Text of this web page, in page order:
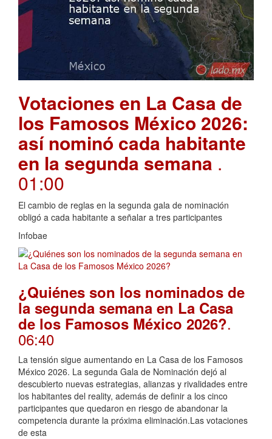
Votaciones en La Casa de
los Famosos México 2026:
así nominó cada habitante
en la segunda semana .
01:00
El cambio de reglas en la segunda gala de nominación
obligó a cada habitante a señalar a tres participantes
Infobae
¿Quiénes son los nominados de
la segunda semana en La Casa
de los Famosos México 2026?.
06:40
La tensión sigue aumentando en La Casa de los Famosos
México 2026. La segunda Gala de Nominación dejó al
descubierto nuevas estrategias, alianzas y rivalidades entre
los habitantes del reality, además de definir a los cinco
participantes que quedaron en riesgo de abandonar la
competencia durante la próxima eliminación.Las votaciones
de esta